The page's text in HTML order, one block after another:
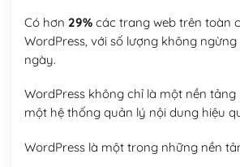
Có hơn 29%các trang web trên toàn
WordPress, với số lượng không
ngày.
WordPress không chỉ là một nền
một hệ thống quản lý nội dung hiệu
WordPress là một trong những nền